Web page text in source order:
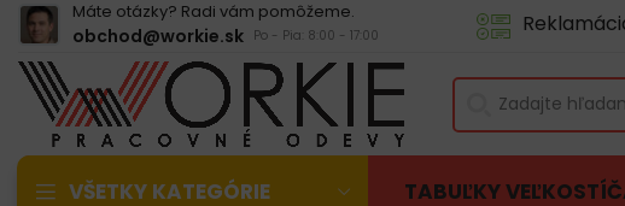
Máte otázky? Radi vám pomôžeme.
obchod@workie.sk Po - Pia: 8:00 - 17:00
VŠETKY KATEGÓRIE TABUĽKY VEĽKOSTÍ